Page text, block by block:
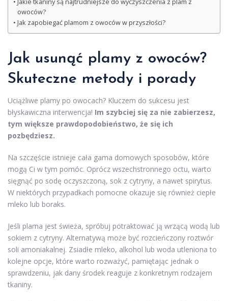
Jakie tkaniny są najtrudniejsze do wyczyszczenia z plam z
owoców?
Jak zapobiegać plamom z owoców w przyszłości?
Jak usunąć plamy z owoców?
Skuteczne metody i porady
Uciążliwe plamy po owocach? Kluczem do sukcesu jest
błyskawiczna interwencja! Im szybciej się za nie zabierzesz,
tym większe prawdopodobieństwo, że się ich
pozbędziesz.
Na szczęście istnieje cała gama domowych sposobów, które
mogą Ci w tym pomóc. Oprócz wszechstronnego octu, warto
sięgnąć po sodę oczyszczoną, sok z cytryny, a nawet spirytus.
W niektórych przypadkach pomocne okazuje się również ciepłe
mleko lub boraks.
Jeśli plama jest świeża, spróbuj potraktować ją wrzącą wodą lub
sokiem z cytryny. Alternatywą może być rozcieńczony roztwór
soli amoniakalnej. Zsiadłe mleko, alkohol lub woda utleniona to
kolejne opcje, które warto rozważyć, pamiętając jednak o
sprawdzeniu, jak dany środek reaguje z konkretnym rodzajem
tkaniny.